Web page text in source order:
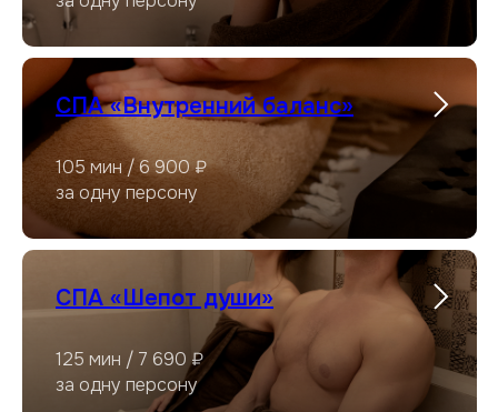
СПА «Внутренний баланс»
105 мин / 6 900 ₽
за одну персону
СПА «Шепот души»
125 мин / 7 690 ₽
за одну персону